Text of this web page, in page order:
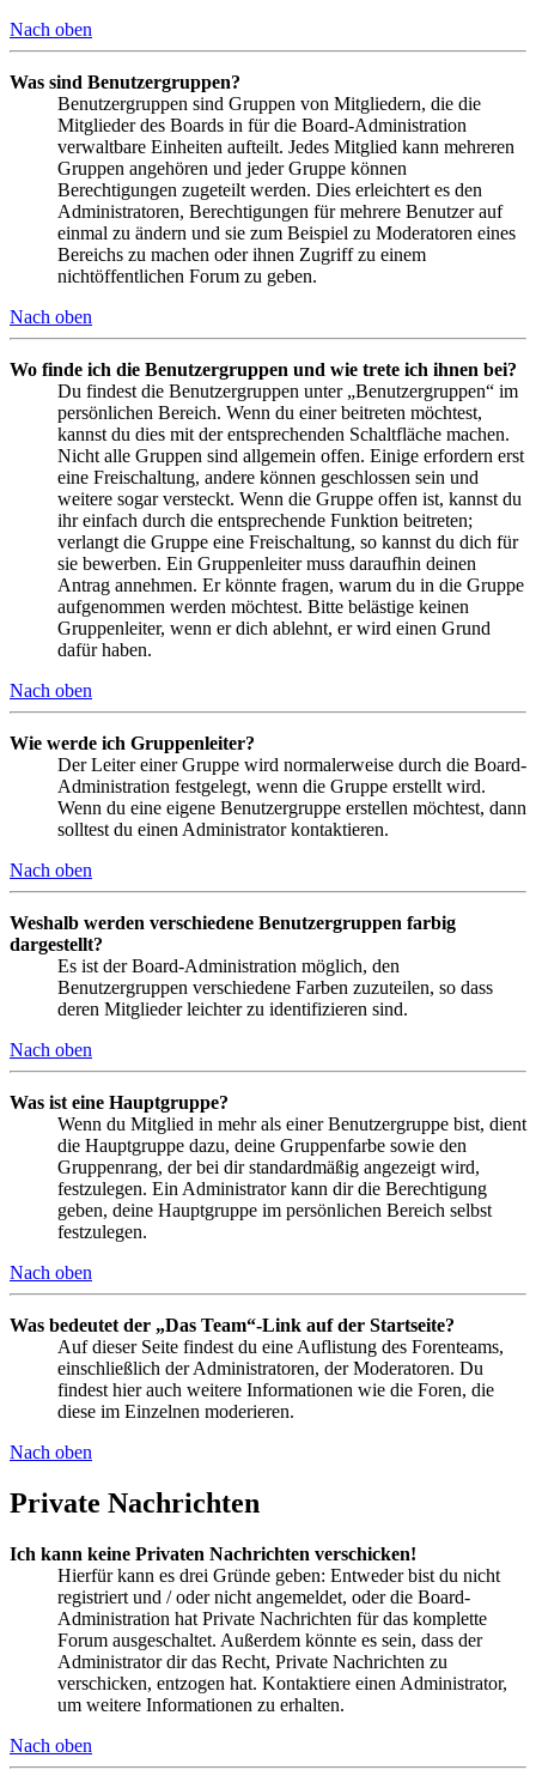
Nach oben
Was sind Benutzergruppen?
Benutzergruppen sind Gruppen von Mitgliedern, die die
Mitglieder des Boards in für die Board-Administration
verwaltbare Einheiten aufteilt. Jedes Mitglied kann mehreren
Gruppen angehören und jeder Gruppe können
Berechtigungen zugeteilt werden. Dies erleichtert es den
Administratoren, Berechtigungen für mehrere Benutzer auf
einmal zu ändern und sie zum Beispiel zu Moderatoren eines
Bereichs zu machen oder ihnen Zugriff zu einem
nichtöffentlichen Forum zu geben.
Nach oben
Wo finde ich die Benutzergruppen und wie trete ich ihnen bei?
Du findest die Benutzergruppen unter „Benutzergruppen“ im
persönlichen Bereich. Wenn du einer beitreten möchtest,
kannst du dies mit der entsprechenden Schaltfläche machen.
Nicht alle Gruppen sind allgemein offen. Einige erfordern erst
eine Freischaltung, andere können geschlossen sein und
weitere sogar versteckt. Wenn die Gruppe offen ist, kannst du
ihr einfach durch die entsprechende Funktion beitreten;
verlangt die Gruppe eine Freischaltung, so kannst du dich für
sie bewerben. Ein Gruppenleiter muss daraufhin deinen
Antrag annehmen. Er könnte fragen, warum du in die Gruppe
aufgenommen werden möchtest. Bitte belästige keinen
Gruppenleiter, wenn er dich ablehnt, er wird einen Grund
dafür haben.
Nach oben
Wie werde ich Gruppenleiter?
Der Leiter einer Gruppe wird normalerweise durch die Board-
Administration festgelegt, wenn die Gruppe erstellt wird.
Wenn du eine eigene Benutzergruppe erstellen möchtest, dann
solltest du einen Administrator kontaktieren.
Nach oben
Weshalb werden verschiedene Benutzergruppen farbig
dargestellt?
Es ist der Board-Administration möglich, den
Benutzergruppen verschiedene Farben zuzuteilen, so dass
deren Mitglieder leichter zu identifizieren sind.
Nach oben
Was ist eine Hauptgruppe?
Wenn du Mitglied in mehr als einer Benutzergruppe bist, dient
die Hauptgruppe dazu, deine Gruppenfarbe sowie den
Gruppenrang, der bei dir standardmäßig angezeigt wird,
festzulegen. Ein Administrator kann dir die Berechtigung
geben, deine Hauptgruppe im persönlichen Bereich selbst
festzulegen.
Nach oben
Was bedeutet der „Das Team“-Link auf der Startseite?
Auf dieser Seite findest du eine Auflistung des Forenteams,
einschließlich der Administratoren, der Moderatoren. Du
findest hier auch weitere Informationen wie die Foren, die
diese im Einzelnen moderieren.
Nach oben
Private Nachrichten
Ich kann keine Privaten Nachrichten verschicken!
Hierfür kann es drei Gründe geben: Entweder bist du nicht
registriert und / oder nicht angemeldet, oder die Board-
Administration hat Private Nachrichten für das komplette
Forum ausgeschaltet. Außerdem könnte es sein, dass der
Administrator dir das Recht, Private Nachrichten zu
verschicken, entzogen hat. Kontaktiere einen Administrator,
um weitere Informationen zu erhalten.
Nach oben